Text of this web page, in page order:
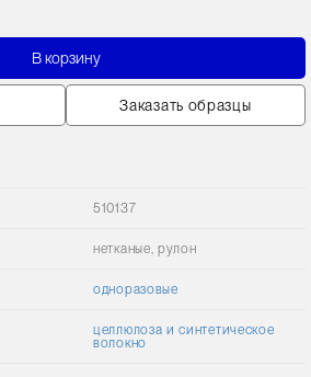
В корзину
Заказать образцы
510137
нетканые, рулон
одноразовые
целлюлоза и синтетическое
волокно